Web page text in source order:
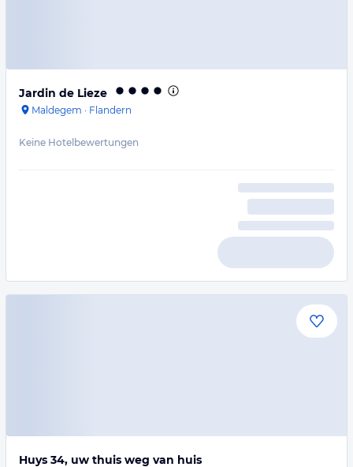
Jardin de Lieze
Maldegem · Flandern
Keine Hotelbewertungen
Huys 34, uw thuis weg van huis